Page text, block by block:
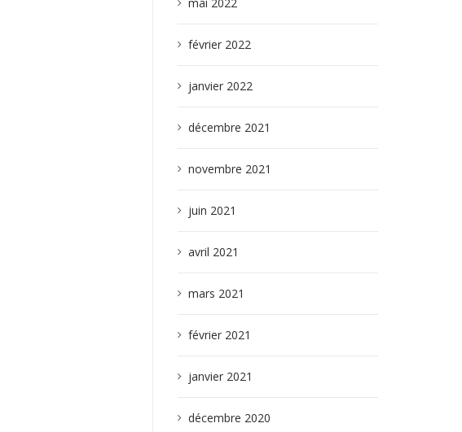
février 2022
janvier 2022
décembre 2021
novembre 2021
juin 2021
avril 2021
mars 2021
février 2021
janvier 2021
décembre 2020